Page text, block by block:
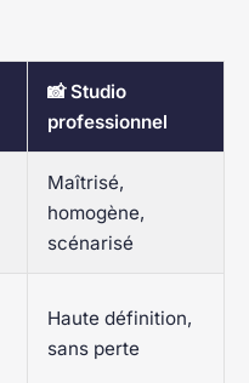
📸 Studio
professionnel
Maîtrisé,
homogène,
scénarisé
Haute définition,
sans perte